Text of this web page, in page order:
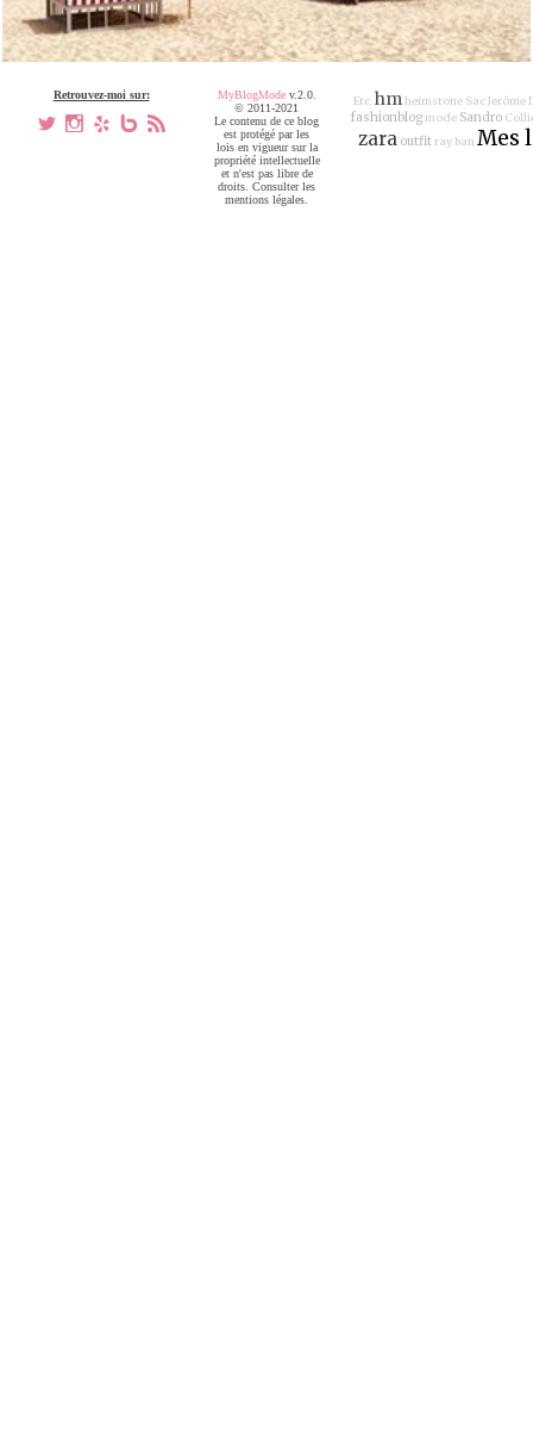
Retrouvez-moi sur:
a x h V ,
Etc.hm heimstone Sac Jerôme
fashionblogmode Sandro
zara outfitray ban Mes
MyBlogModev.2.0.
© 2011-2021
Le contenu de ce blog
est protégé par les
lois en vigueur sur la
propriété intellectuelle
et n'est pas libre de
droits. Consulter les
mentions légales.